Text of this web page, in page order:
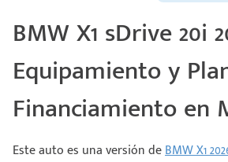
BMW X1 sDrive 20i
Equipamiento y
Financiamiento en
Este auto es una versión deBMW X1